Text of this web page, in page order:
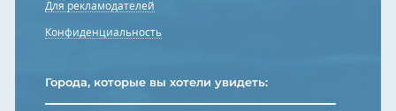
Для рекламодателей
Конфиденциальность
Города, которые вы хотели увидеть: